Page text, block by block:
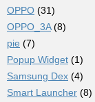
OPPO (31)
OPPO_3A(8)
pie (7)
Popup Widget (1)
Samsung Dex (4)
Smart Launcher (8)